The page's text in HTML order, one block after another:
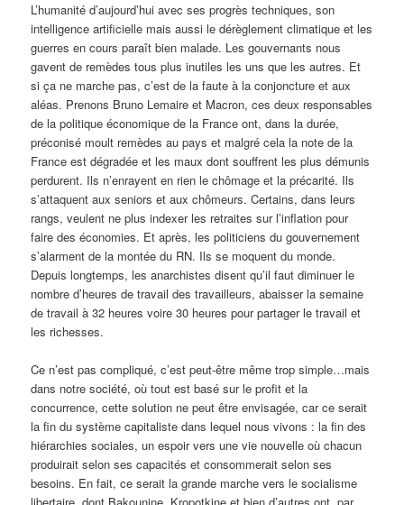
L’humanité d’aujourd’hui avec ses progrès techniques, son
intelligence artificielle mais aussi le dérèglement climatique et les
guerres en cours paraît bien malade. Les gouvernants nous
gavent de remèdes tous plus inutiles les uns que les autres. Et
si ça ne marche pas, c’est de la faute à la conjoncture et aux
aléas. Prenons Bruno Lemaire et Macron, ces deux responsables
de la politique économique de la France ont, dans la durée,
préconisé moult remèdes au pays et malgré cela la note de la
France est dégradée et les maux dont souffrent les plus démunis
perdurent. Ils n’enrayent en rien le chômage et la précarité. Ils
s’attaquent aux seniors et aux chômeurs. Certains, dans leurs
rangs, veulent ne plus indexer les retraites sur l’inflation pour
faire des économies. Et après, les politiciens du gouvernement
s’alarment de la montée du RN. Ils se moquent du monde.
Depuis longtemps, les anarchistes disent qu’il faut diminuer le
nombre d’heures de travail des travailleurs, abaisser la semaine
de travail à 32 heures voire 30 heures pour partager le travail et
les richesses.
Ce n’est pas compliqué, c’est peut-être même trop simple…mais
dans notre société, où tout est basé sur le profit et la
concurrence, cette solution ne peut être envisagée, car ce serait
la fin du système capitaliste dans lequel nous vivons : la fin des
hiérarchies sociales, un espoir vers une vie nouvelle où chacun
produirait selon ses capacités et consommerait selon ses
besoins. En fait, ce serait la grande marche vers le socialisme